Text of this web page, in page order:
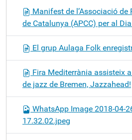
Manifest de l’Associació
de Catalunya (APCC) per al
El grup Aulaga Folk
Fira Mediterrània assisteix
de jazz de Bremen, Jazzahead!
WhatsApp Image 2018-04-
17.32.02.jpeg